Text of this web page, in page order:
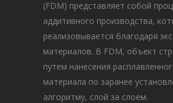
(FDM) представляет собой
аддитивного производства,
реализовывается благодаря
материалов. В FDM, объект
путем нанесения
материала по заранее
алгоритму, слой за слоем.